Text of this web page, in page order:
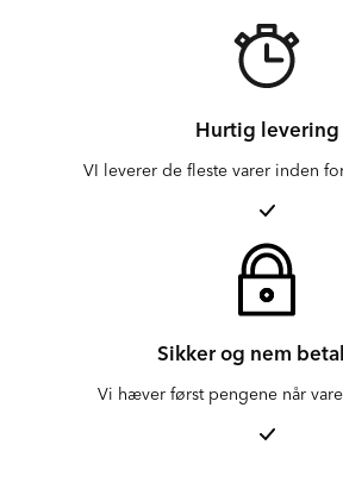
Hurtig levering
VI leverer de fleste varer inden
Sikker og nem
Vi hæver først pengene når